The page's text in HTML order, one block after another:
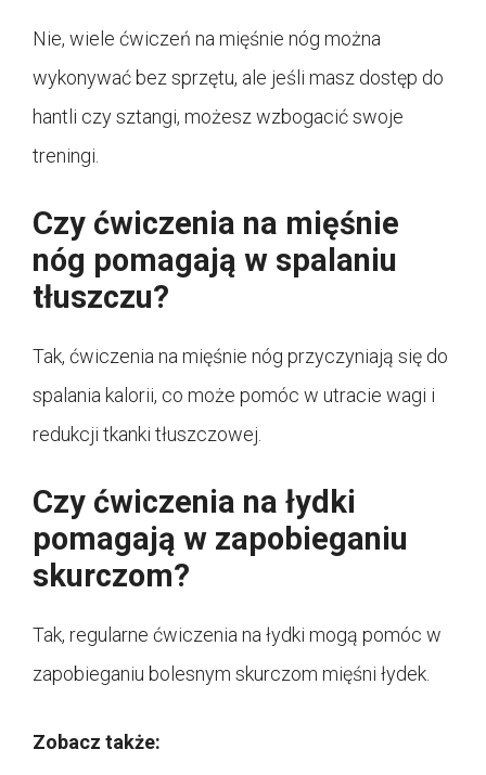
Nie, wiele ćwiczeń na mięśnie nóg można
wykonywać bez sprzętu, ale jeśli masz dostęp do
hantli czy sztangi, możesz wzbogacić swoje
treningi.
Czy ćwiczenia na mięśnie
nóg pomagają w spalaniu
tłuszczu?
Tak, ćwiczenia na mięśnie nóg przyczyniają się do
spalania kalorii, co może pomóc w utracie wagi i
redukcji tkanki tłuszczowej.
Czy ćwiczenia na łydki
pomagają w zapobieganiu
skurczom?
Tak, regularne ćwiczenia na łydki mogą pomóc w
zapobieganiu bolesnym skurczom mięśni łydek.
Zobacz także: